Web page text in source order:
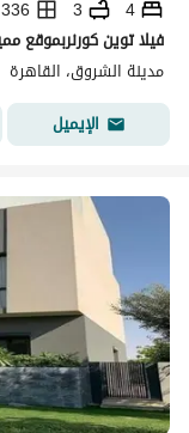
4
3
336 متر مربع
مدينة الشروق، القاهرة
الإيميل